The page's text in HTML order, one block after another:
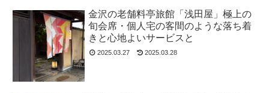
金沢の老舗料亭旅館「浅田屋」極上の
旬会席・個人宅の客間のような落ち着
きと心地よいサービスと
2025.03.27 2025.03.28